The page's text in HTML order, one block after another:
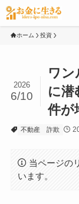
ホーム 投資
ワン
に潜
件が
2026
6/10
不動産 詐欺
当ページの
います。